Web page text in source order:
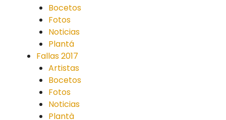
Bocetos
Fotos
Noticias
Plantá
Fallas 2017
Artistas
Bocetos
Fotos
Noticias
Plantà